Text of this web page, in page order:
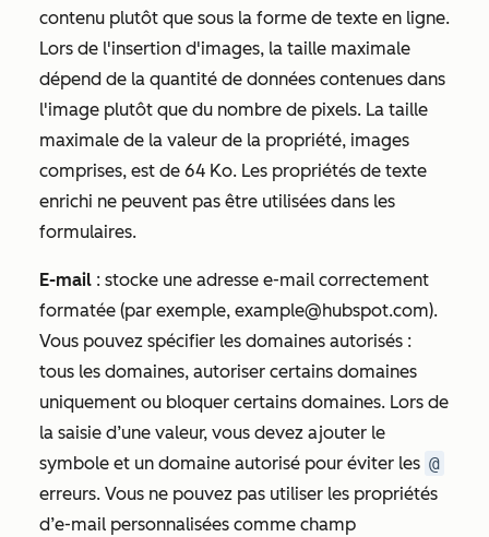
contenu plutôt que sous la forme de texte en ligne.
Lors de l'insertion d'images, la taille maximale
dépend de la quantité de données contenues dans
l'image plutôt que du nombre de pixels. La taille
maximale de la valeur de la propriété, images
comprises, est de 64 Ko. Les propriétés de texte
enrichi ne peuvent pas être utilisées dans les
formulaires.
E-mail : stocke une adresse e-mail correctement
formatée (par exemple, example@hubspot.com).
Vous pouvez spécifier les domaines autorisés :
tous les domaines, autoriser certains domaines
uniquement ou bloquer certains domaines. Lors de
la saisie d’une valeur, vous devez ajouter le
symbole et un domaine autorisé pour éviter les @
erreurs. Vous ne pouvez pas utiliser les propriétés
d’e-mail personnalisées comme champ